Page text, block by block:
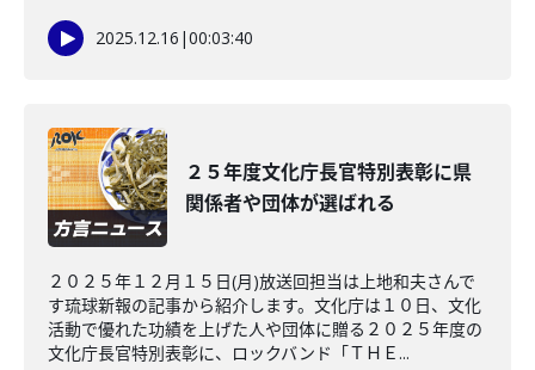
2025.12.16 |00:03:40
２５年度文化庁長官特別表彰に県
関係者や団体が選ばれる
２０２５年１２月１５日(月)放送回担当は上地和夫さんで
す琉球新報の記事から紹介します。文化庁は１０日、文化
活動で優れた功績を上げた人や団体に贈る２０２５年度の
文化庁長官特別表彰に、ロックバンド「ＴＨＥ...